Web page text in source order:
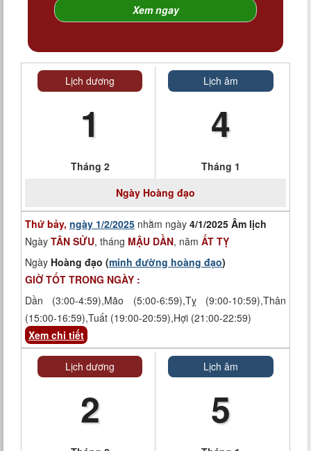
Lịch dương
1
Tháng 2
Lịch âm
4
Tháng 1
Ngày Hoàng đạo
Thứ bảy, ngày 1/2/2025 nhằm ngày 4/1/2025 Âm lịch
Ngày TÂN SỬU, tháng MẬU DẦN, năm ẤT TỴ
Ngày Hoàng đạo (minh đường hoàng đạo)
GIỜ TỐT TRONG NGÀY :
Dần (3:00-4:59),Mão (5:00-6:59),Tỵ (9:00-10:59),Thân
(15:00-16:59),Tuất (19:00-20:59),Hợi (21:00-22:59)
Xem chi tiết
Lịch dương
2
Lịch âm
5